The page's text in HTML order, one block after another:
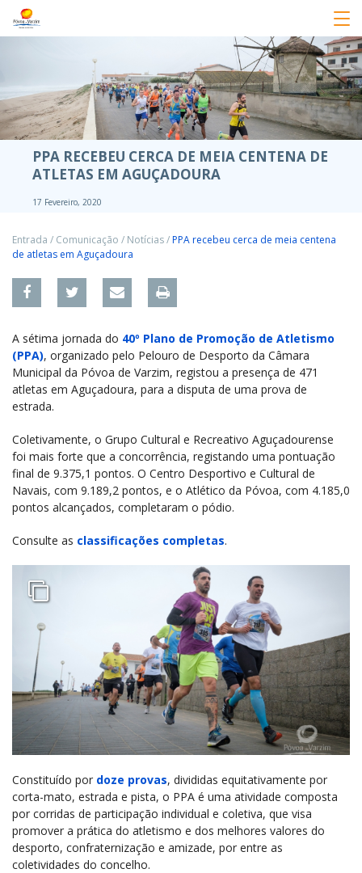
PPA RECEBEU CERCA DE MEIA CENTENA DE
ATLETAS EM AGUÇADOURA
17 Fevereiro, 2020
Entrada / Comunicação / Notícias/PPA recebeu cerca de meia centena
de atletas em Aguçadoura
A sétima jornada do 40º Plano de Promoção de Atletismo
(PPA), organizado pelo Pelouro de Desporto da Câmara
Municipal da Póvoa de Varzim, registou a presença de 471
atletas em Aguçadoura, para a disputa de uma prova de
estrada.
Coletivamente, o Grupo Cultural e Recreativo Aguçadourense
foi mais forte que a concorrência, registando uma pontuação
final de 9.375,1 pontos. O Centro Desportivo e Cultural de
Navais, com 9.189,2 pontos, e o Atlético da Póvoa, com 4.185,0
pontos alcançados, completaram o pódio.
Consulte as classificações completas.
Constituído por doze provas, divididas equitativamente por
corta-mato, estrada e pista, o PPA é uma atividade composta
por corridas de participação individual e coletiva, que visa
promover a prática do atletismo e dos melhores valores do
desporto, confraternização e amizade, por entre as
coletividades do concelho.